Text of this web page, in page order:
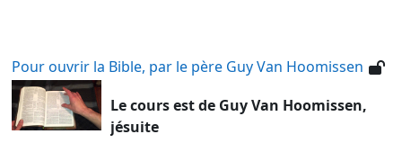
Pour ouvrir la Bible, par le père Guy Van Hoomissen
Le cours est de Guy Van Hoomissen,
jésuite